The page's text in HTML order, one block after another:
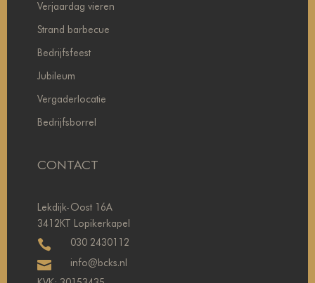
Verjaardag vieren
Strand barbecue
Bedrijfsfeest
Jubileum
Vergaderlocatie
Bedrijfsborrel
CONTACT
Lekdijk-Oost 16A
3412KT Lopikerkapel
 030 2430112

info@bcks.nl